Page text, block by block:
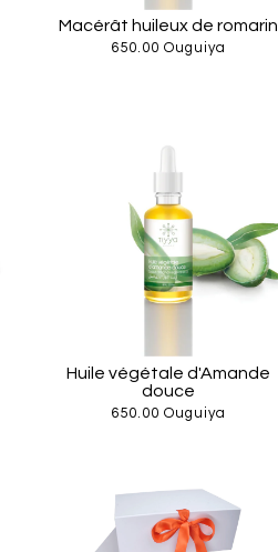
Macérât huileux de romarin
650.00 Ouguiya
Huile végétale d'Amande
douce
650.00 Ouguiya